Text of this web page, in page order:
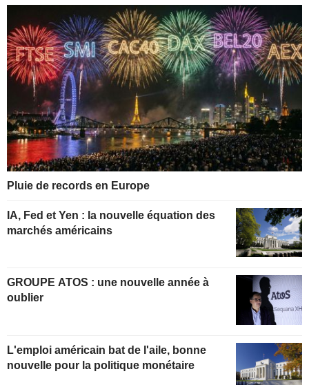
Pluie de records en Europe
IA, Fed et Yen : la nouvelle équation des
marchés américains
GROUPE ATOS : une nouvelle année à
oublier
L'emploi américain bat de l'aile, bonne
nouvelle pour la politique monétaire